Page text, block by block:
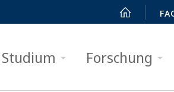
Studium Forschung